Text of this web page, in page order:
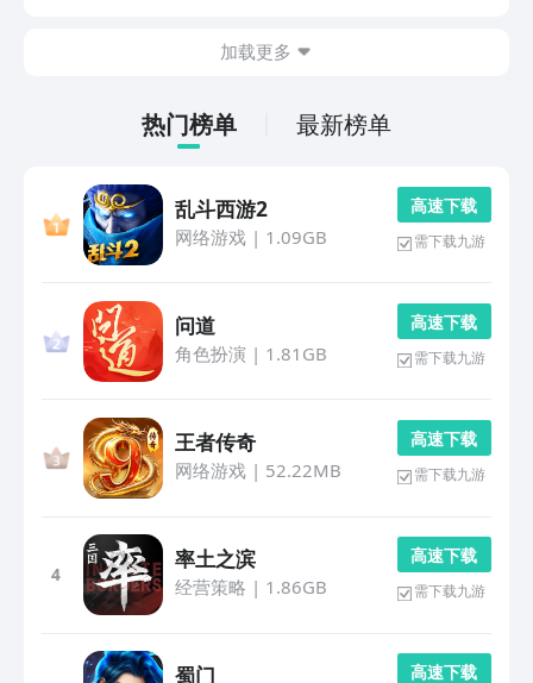
加载更多
热门榜单 最新榜单
乱斗西游2
网络游戏| 1.09GB
高 速 下 载
需下载九游
问道
角色扮演 | 1.81GB
高 速 下 载
需下载九游
王者传奇
网络游戏| 52.22MB
高 速 下 载
需下载九游
4
率土之滨
经营策略 | 1.86GB
高 速 下 载
需下载九游
蜀门 高 速 下 载